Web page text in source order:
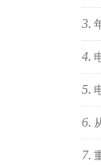
爆
3.
绝
4.
5.
约
6.
赢
7.